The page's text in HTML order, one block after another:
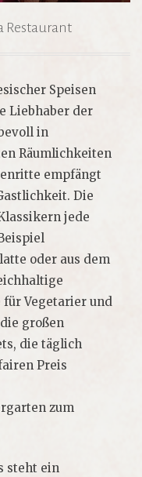
Speisen
Liebhaber der
in
Räumlichkeiten
empfängt
Die
jede
oder aus dem
für Vegetarier und
großen
die täglich
Preis
zum
steht ein